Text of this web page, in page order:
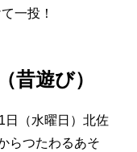
一投！
昔遊び）
（水曜日）北佐
らつたわるあそ